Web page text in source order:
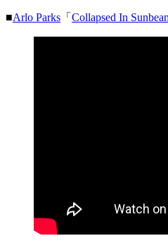
■Arlo Parks 「 Collapsed In